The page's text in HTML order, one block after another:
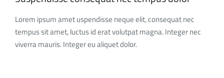
Lorem ipsum amet uspendisse neque elit, consequat nec
tempus sit amet, luctus id erat volutpat magna. Integer nec
viverra mauris. Integer eu aliquet dolor.